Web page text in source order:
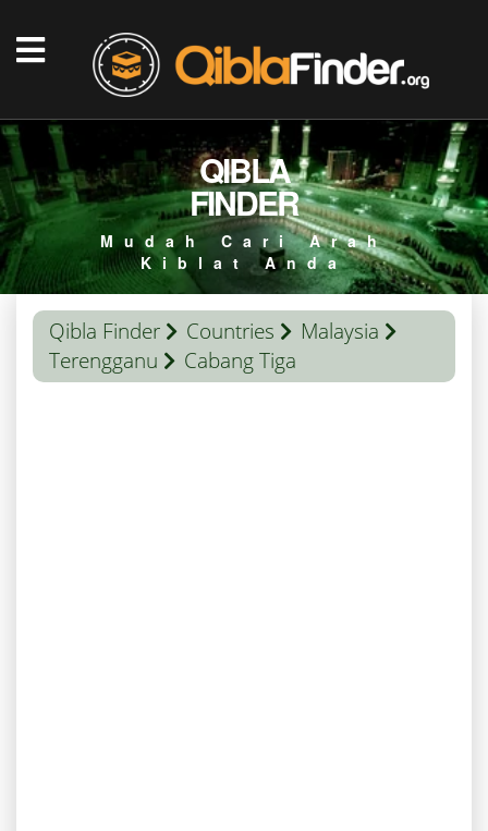
QIBLA
FINDER
Mudah Cari Arah
Kiblat Anda
Qibla Finder Countries
Malaysia
Terengganu
Cabang Tiga